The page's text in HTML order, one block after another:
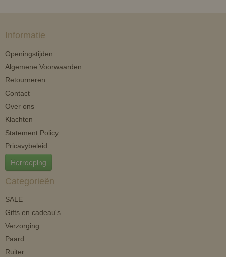
Informatie
Openingstijden
Algemene Voorwaarden
Retourneren
Contact
Over ons
Klachten
Statement Policy
Pricavybeleid
Herroeping
Categorieën
SALE
Gifts en cadeau's
Verzorging
Paard
Ruiter